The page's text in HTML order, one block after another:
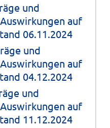
und
auf
06.11.2024
und
auf
04.12.2024
und
auf
11.12.2024